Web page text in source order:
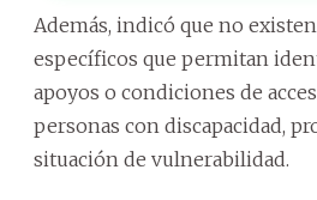
Además, indicó que no
específicos que permitan
apoyos o condiciones de
personas con discapacidad,
situación de vulnerabilidad.